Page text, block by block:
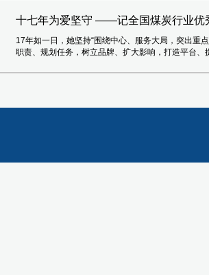
十七年为爱坚守 ——记全国煤炭行业优
17年如一日，她坚持“围绕中心、服务大局，突出重
职责、规划任务，树立品牌、扩大影响，打造平台